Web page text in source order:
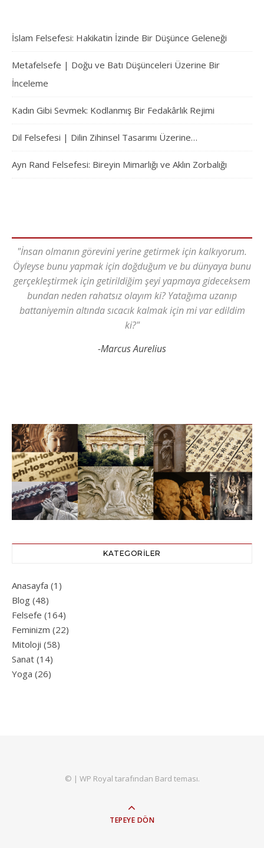
İslam Felsefesi: Hakikatin İzinde Bir Düşünce Geleneği
Metafelsefe | Doğu ve Batı Düşünceleri Üzerine Bir
İnceleme
Kadın Gibi Sevmek: Kodlanmış Bir Fedakârlık Rejimi
Dil Felsefesi | Dilin Zihinsel Tasarımı Üzerine…
Ayn Rand Felsefesi: Bireyin Mimarlığı ve Aklın Zorbalığı
"İnsan olmanın görevini yerine getirmek için kalkıyorum.
Öyleyse bunu yapmak için doğduğum ve bu dünyaya bunu
gerçekleştirmek için getirildiğim şeyi yapmaya gideceksem
bundan neden rahatsız olayım ki? Yatağıma uzanıp
battaniyemin altında sıcacık kalmak için mi var edildim
ki?"
-Marcus Aurelius
KATEGORILER
Anasayfa (1)
Blog (48)
Felsefe (164)
Feminizm (22)
Mitoloji (58)
Sanat (14)
Yoga (26)
© | WP Royal tarafından Bard teması.
TEPEYE DÖN